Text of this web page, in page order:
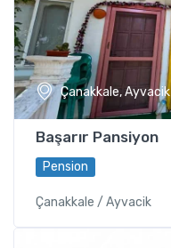
Çanakkale, Ayvacik
Başarır Pansiyon
Pension
Çanakkale / Ayvacik